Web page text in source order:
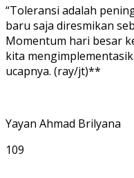
“Toleransi adalah
baru saja diresmikan
Momentum hari besar
kita
ucapnya. (ray/jt)**
Yayan Ahmad Brilyana
109